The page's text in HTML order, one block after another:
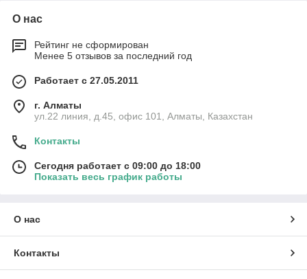
О нас
Рейтинг не сформирован
Менее 5 отзывов за последний год
Работает с 27.05.2011
г. Алматы
ул.22 линия, д.45, офис 101, Алматы, Казахстан
Контакты
Сегодня работает с 09:00 до 18:00
Показать весь график работы
О нас
Контакты